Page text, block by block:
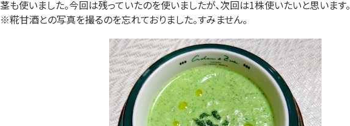
茎も使いました。今回は残っていたのを使いましたが、次回は1株使いたいと思います。
※糀甘酒との写真を撮るのを忘れておりました。すみません。